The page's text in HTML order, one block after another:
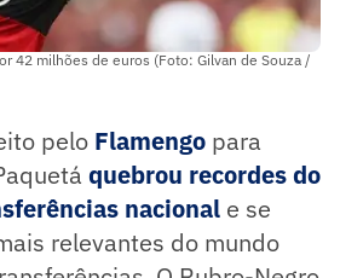
42 milhões de euros (Foto: Gilvan de Souza /
pelo Flamengo para
quebrou recordes do
nacional e se
relevantes do mundo